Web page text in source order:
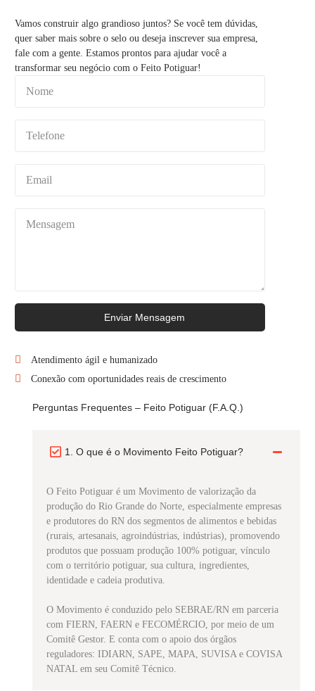
Vamos construir algo grandioso juntos? Se você tem dúvidas,
quer saber mais sobre o selo ou deseja inscrever sua empresa,
fale com a gente. Estamos prontos para ajudar você a
transformar seu negócio com o Feito Potiguar!
Enviar Mensagem
Atendimento ágil e humanizado
Conexão com oportunidades reais de crescimento
Perguntas Frequentes – Feito Potiguar (F.A.Q.)
1. O que é o Movimento Feito Potiguar?
O Feito Potiguar é um Movimento de valorização da
produção do Rio Grande do Norte, especialmente empresas
e produtores do RN dos segmentos de alimentos e bebidas
(rurais, artesanais, agroindústrias, indústrias), promovendo
produtos que possuam produção 100% potiguar, vínculo
com o território potiguar, sua cultura, ingredientes,
identidade e cadeia produtiva.
O Movimento é conduzido pelo SEBRAE/RN em parceria
com FIERN, FAERN e FECOMÉRCIO, por meio de um
Comitê Gestor. E conta com o apoio dos órgãos
reguladores: IDIARN, SAPE, MAPA, SUVISA e COVISA
NATAL em seu Comitê Técnico.